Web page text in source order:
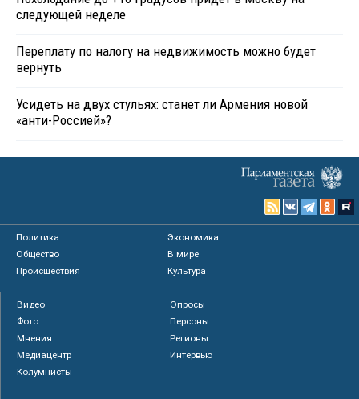
следующей неделе
Переплату по налогу на недвижимость можно будет
вернуть
Усидеть на двух стульях: станет ли Армения новой
«анти-Россией»?
Политика
Экономика
Общество
В мире
Происшествия
Культура
Видео
Опросы
Фото
Персоны
Мнения
Регионы
Медиацентр
Интервью
Колумнисты